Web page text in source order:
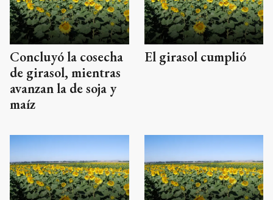
Concluyó la cosecha
de girasol, mientras
avanzan la de soja y
maíz
El girasol cumplió